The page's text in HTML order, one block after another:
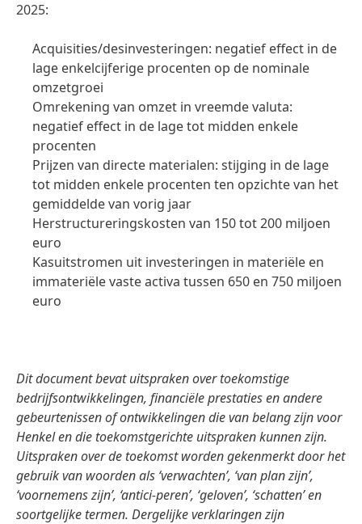
2025:
Acquisities/desinvesteringen: negatief effect in de
lage enkelcijferige procenten op de nominale
omzetgroei
Omrekening van omzet in vreemde valuta:
negatief effect in de lage tot midden enkele
procenten
Prijzen van directe materialen: stijging in de lage
tot midden enkele procenten ten opzichte van het
gemiddelde van vorig jaar
Herstructureringskosten van 150 tot 200 miljoen
euro
Kasuitstromen uit investeringen in materiële en
immateriële vaste activa tussen 650 en 750 miljoen
euro
Dit document bevat uitspraken over toekomstige
bedrijfsontwikkelingen, financiële prestaties en andere
gebeurtenissen of ontwikkelingen die van belang zijn voor
Henkel en die toekomstgerichte uitspraken kunnen zijn.
Uitspraken over de toekomst worden gekenmerkt door het
gebruik van woorden als ‘verwachten’, ‘van plan zijn’,
‘voornemens zijn’, ‘antici-peren’, ‘geloven’, ‘schatten’ en
soortgelijke termen. Dergelijke verklaringen zijn